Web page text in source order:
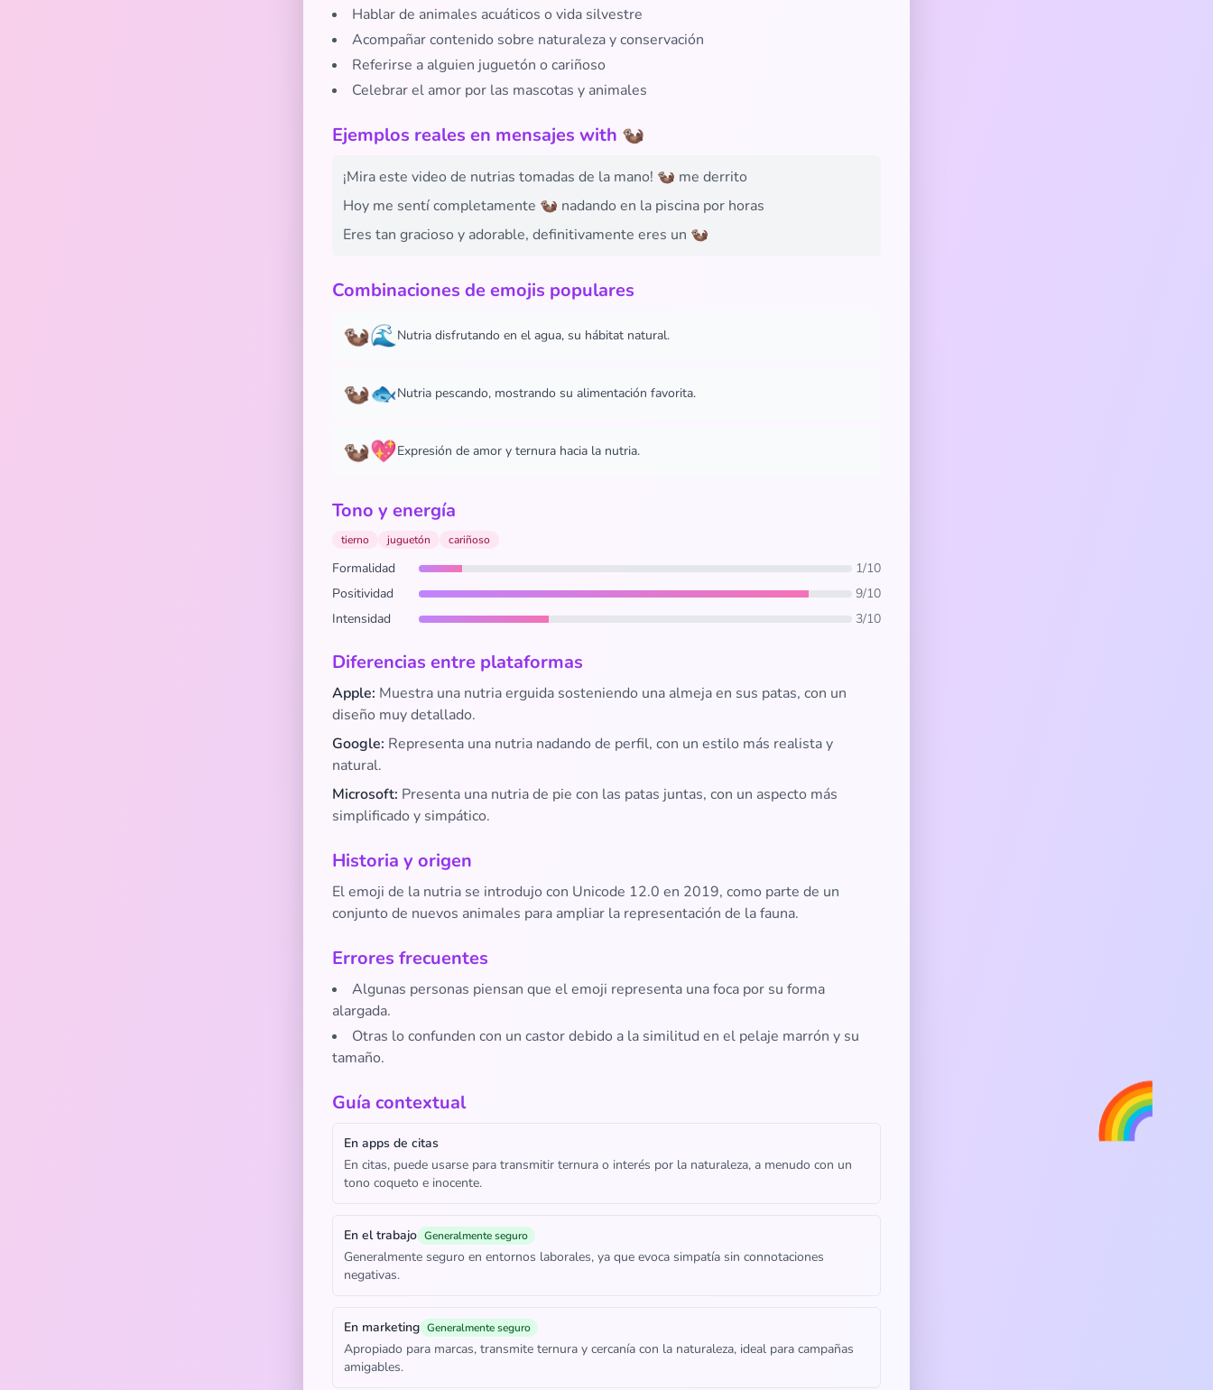
🌈
Hablar de animales acuáticos o vida silvestre
Acompañar contenido sobre naturaleza y conservación
Referirse a alguien juguetón o cariñoso
Celebrar el amor por las mascotas y animales
Ejemplos reales en mensajes with 🦦
¡Mira este video de nutrias tomadas de la mano! 🦦 me derrito
Hoy me sentí completamente 🦦 nadando en la piscina por horas
Eres tan gracioso y adorable, definitivamente eres un 🦦
Combinaciones de emojis populares
🦦🌊 Nutria disfrutando en el agua, su hábitat natural.
🦦🐟Nutria pescando, mostrando su alimentación favorita.
🦦💖Expresión de amor y ternura hacia la nutria.
Tono y energía
tierno juguetón cariñoso
Formalidad
1/10
Positividad
9/10
Intensidad
3/10
Diferencias entre plataformas
Apple: Muestra una nutria erguida sosteniendo una almeja en sus patas, con un
diseño muy detallado.
Google: Representa una nutria nadando de perfil, con un estilo más realista y
natural.
Microsoft: Presenta una nutria de pie con las patas juntas, con un aspecto más
simplificado y simpático.
Historia y origen
El emoji de la nutria se introdujo con Unicode 12.0 en 2019, como parte de un
conjunto de nuevos animales para ampliar la representación de la fauna.
Errores frecuentes
Algunas personas piensan que el emoji representa una foca por su forma
alargada.
Otras lo confunden con un castor debido a la similitud en el pelaje marrón y su
tamaño.
Guía contextual
En apps de citas
En citas, puede usarse para transmitir ternura o interés por la naturaleza, a menudo con un
tono coqueto e inocente.
En el trabajo Generalmente seguro
Generalmente seguro en entornos laborales, ya que evoca simpatía sin connotaciones
negativas.
En marketing Generalmente seguro
Apropiado para marcas, transmite ternura y cercanía con la naturaleza, ideal para campañas
amigables.